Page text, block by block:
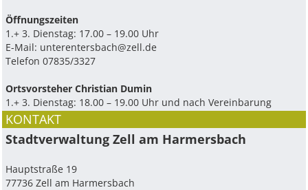
Ö­ffnungszeiten
1.+ 3. Dienstag: 17.00 – 19.00 Uhr
E-Mail: unterentersbach@zell.de
Telefon 07835/3327
Ortsvorsteher Christian Dumin
1.+ 3. Dienstag: 18.00 – 19.00 Uhr und nach Vereinbarung
KONTAKT
Stadtverwaltung Zell am Harmersbach
Hauptstraße 19
77736 Zell am Harmersbach